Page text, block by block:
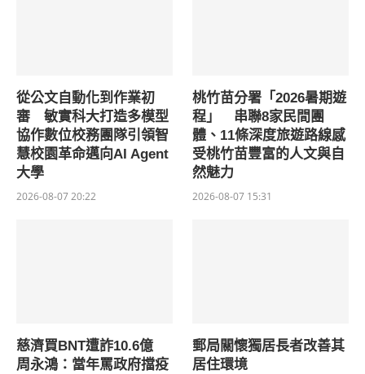
從公文自動化到作業初
審 敏實科大打造多模型
協作數位校務團隊引領智
慧校園革命邁向AI Agent
大學
2026-08-07 20:22
桃竹苗分署「2026暑期遊
程」 串聯8家民間團
體、11條深度旅遊路線感
受桃竹苗豐富的人文與自
然魅力
2026-08-07 15:31
慈濟買BNT遭詐10.6億
周永鴻：當年罵政府擋疫
郵局關懷獨居長者改善其
居住環境